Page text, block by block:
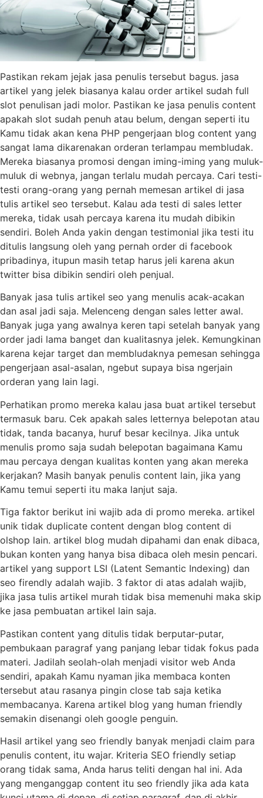
Pastikan rekam jejak jasa penulis tersebut bagus. jasa
artikel yang jelek biasanya kalau order artikel sudah full
slot penulisan jadi molor. Pastikan ke jasa penulis content
apakah slot sudah penuh atau belum, dengan seperti itu
Kamu tidak akan kena PHP pengerjaan blog content yang
sangat lama dikarenakan orderan terlampau membludak.
Mereka biasanya promosi dengan iming-iming yang muluk-
muluk di webnya, jangan terlalu mudah percaya. Cari testi-
testi orang-orang yang pernah memesan artikel di jasa
tulis artikel seo tersebut. Kalau ada testi di sales letter
mereka, tidak usah percaya karena itu mudah dibikin
sendiri. Boleh Anda yakin dengan testimonial jika testi itu
ditulis langsung oleh yang pernah order di facebook
pribadinya, itupun masih tetap harus jeli karena akun
twitter bisa dibikin sendiri oleh penjual.
Banyak jasa tulis artikel seo yang menulis acak-acakan
dan asal jadi saja. Melenceng dengan sales letter awal.
Banyak juga yang awalnya keren tapi setelah banyak yang
order jadi lama banget dan kualitasnya jelek. Kemungkinan
karena kejar target dan membludaknya pemesan sehingga
pengerjaan asal-asalan, ngebut supaya bisa ngerjain
orderan yang lain lagi.
Perhatikan promo mereka kalau jasa buat artikel tersebut
termasuk baru. Cek apakah sales letternya belepotan atau
tidak, tanda bacanya, huruf besar kecilnya. Jika untuk
menulis promo saja sudah belepotan bagaimana Kamu
mau percaya dengan kualitas konten yang akan mereka
kerjakan? Masih banyak penulis content lain, jika yang
Kamu temui seperti itu maka lanjut saja.
Tiga faktor berikut ini wajib ada di promo mereka. artikel
unik tidak duplicate content dengan blog content di
olshop lain. artikel blog mudah dipahami dan enak dibaca,
bukan konten yang hanya bisa dibaca oleh mesin pencari.
artikel yang support LSI (Latent Semantic Indexing) dan
seo firendly adalah wajib. 3 faktor di atas adalah wajib,
jika jasa tulis artikel murah tidak bisa memenuhi maka skip
ke jasa pembuatan artikel lain saja.
Pastikan content yang ditulis tidak berputar-putar,
pembukaan paragraf yang panjang lebar tidak fokus pada
materi. Jadilah seolah-olah menjadi visitor web Anda
sendiri, apakah Kamu nyaman jika membaca konten
tersebut atau rasanya pingin close tab saja ketika
membacanya. Karena artikel blog yang human friendly
semakin disenangi oleh google penguin.
Hasil artikel yang seo friendly banyak menjadi claim para
penulis content, itu wajar. Kriteria SEO friendly setiap
orang tidak sama, Anda harus teliti dengan hal ini. Ada
yang menganggap content itu seo friendly jika ada kata